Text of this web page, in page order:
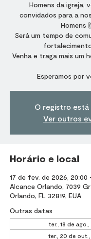
Homens da igreja,
convidados para a
Homens
Será um tempo de
Venha e traga mais um
Esperamos por
O registro
Ver outros
Horário e local
17 de fev. de 2026, 20:00
Alcance Orlando, 7039
Orlando, FL 32819, EUA
Outras datas
ter., 18 de
ter., 20 de